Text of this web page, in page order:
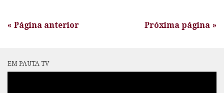
« Página anterior Próxima página »
EM PAUTA TV